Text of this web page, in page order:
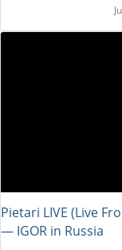
Pietari LIVE (Live
― IGOR in Russia